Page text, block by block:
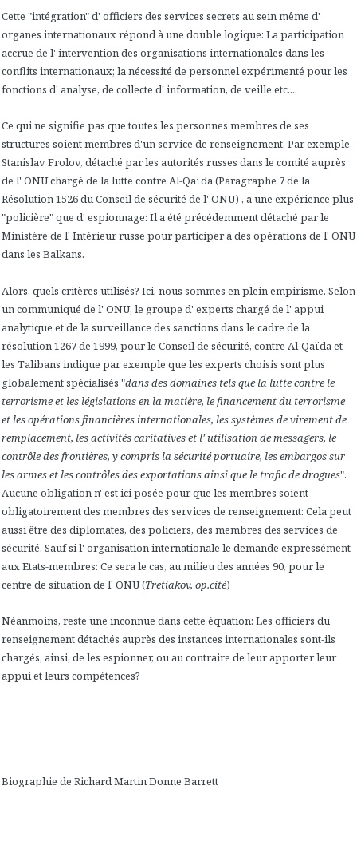
Cette "intégration" d' officiers des services secrets au sein même d'
organes internationaux répond à une double logique: La participation
accrue de l' intervention des organisations internationales dans les
conflits internationaux; la nécessité de personnel expérimenté pour les
fonctions d' analyse, de collecte d' information, de veille etc....
Ce qui ne signifie pas que toutes les personnes membres de ses
structures soient membres d'un service de renseignement. Par exemple,
Stanislav Frolov, détaché par les autorités russes dans le comité auprès
de l' ONU chargé de la lutte contre Al-Qaïda (Paragraphe 7 de la
Résolution 1526 du Conseil de sécurité de l' ONU) , a une expérience plus
"policière" que d' espionnage: Il a été précédemment détaché par le
Ministère de l' Intérieur russe pour participer à des opérations de l' ONU
dans les Balkans.
Alors, quels critères utilisés? Ici, nous sommes en plein empirisme. Selon
un communiqué de l' ONU, le groupe d' experts chargé de l' appui
analytique et de la surveillance des sanctions dans le cadre de la
résolution 1267 de 1999, pour le Conseil de sécurité, contre Al-Qaïda et
les Talibans indique par exemple que les experts choisis sont plus
globalement spécialisés "dans des domaines tels que la lutte contre le
terrorisme et les législations en la matière, le financement du terrorisme
et les opérations financières internationales, les systèmes de virement de
remplacement, les activités caritatives et l' utilisation de messagers, le
contrôle des frontières, y compris la sécurité portuaire, les embargos sur
les armes et les contrôles des exportations ainsi que le trafic de drogues".
Aucune obligation n' est ici posée pour que les membres soient
obligatoirement des membres des services de renseignement: Cela peut
aussi être des diplomates, des policiers, des membres des services de
sécurité. Sauf si l' organisation internationale le demande expressément
aux Etats-membres: Ce sera le cas, au milieu des années 90, pour le
centre de situation de l' ONU (Tretiakov, op.cité)
Néanmoins, reste une inconnue dans cette équation: Les officiers du
renseignement détachés auprès des instances internationales sont-ils
chargés, ainsi, de les espionner, ou au contraire de leur apporter leur
appui et leurs compétences?
Biographie de Richard Martin Donne Barrett